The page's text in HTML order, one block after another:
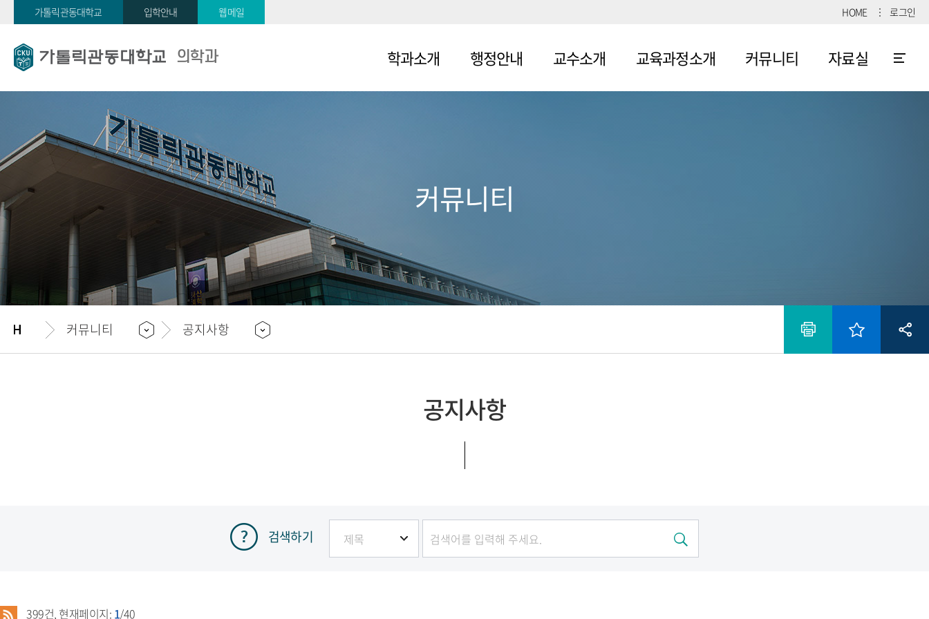
가톨릭관동대학교 입학안내 웹메일 HOME 로그인
의학과 학과소개
대학소개
학장인사말
사명체계
교육목적/
교육목표
졸업역량
시기성과
연혁
국제성모병원
행정안내
대학조직
교학팀(강릉)
교학팀(인천)
교수소개
기초의학교실
의료인문학교
실
의학교육학교
실
임상의학교실
교육과정소개
교육과정
학사일정
커뮤니티
공지사항
재학생
게시판
졸업생
게시판
학생활동앨범
예비CKU
학생 Q&A
자료실
학습자료
실
각종서식
관련사이
트
CPX
동영상
OSCE
동영상
커뮤니티
커뮤니티 공지사항
공지사항
검색하기
399건, 현재페이지: 1/40